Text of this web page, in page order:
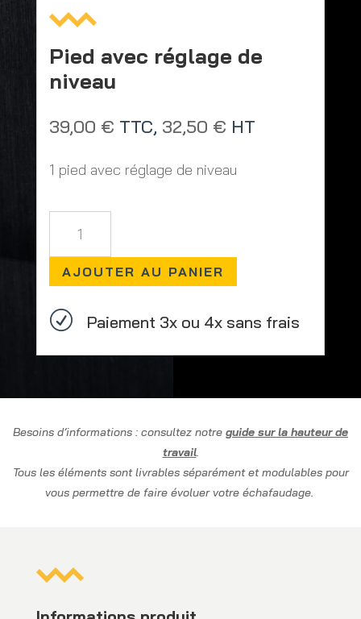
Pied avec réglage de
niveau
39,00 € TTC, 32,50 € HT
1 pied avec réglage de niveau
Pied
avec
de
niveau
AJOUTER AU PANIER
R Paiement 3x ou 4x sans frais
Besoins d’informations : consultez notre guide sur la hauteur de
travail.
Tous les éléments sont livrables séparément et modulables pour
vous permettre de faire évoluer votre échafaudage.